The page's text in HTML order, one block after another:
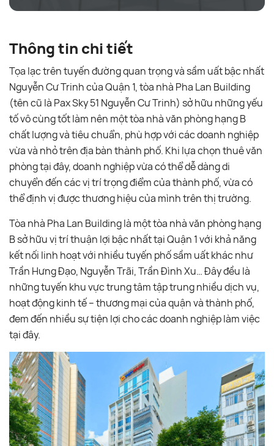
Thông tin chi tiết
Tọa lạc trên tuyến đường quan trọng và sầm uất bậc nhất
Nguyễn Cư Trinh của Quận 1, tòa nhà Pha Lan Building
(tên cũ là Pax Sky 51 Nguyễn Cư Trinh) sở hữu những yếu
tố vô cùng tốt làm nên một tòa nhà văn phòng hạng B
chất lượng và tiêu chuẩn, phù hợp với các doanh nghiệp
vừa và nhỏ trên địa bàn thành phố. Khi lựa chọn thuê văn
phòng tại đây, doanh nghiệp vừa có thể dễ dàng di
chuyển đến các vị trí trọng điểm của thành phố, vừa có
thể định vị được thương hiệu của mình trên thị trường.
Tòa nhà Pha Lan Building là một tòa nhà văn phòng hạng
B sở hữu vị trí thuận lợi bậc nhất tại Quận 1 với khả năng
kết nối linh hoạt với nhiều tuyến phố sầm uất khác như
Trần Hưng Đạo, Nguyễn Trãi, Trần Đình Xu… Đây đều là
những tuyến khu vực trung tâm tập trung nhiều dịch vụ,
hoạt động kinh tế – thương mại của quận và thành phố,
đem đến nhiều sự tiện lợi cho các doanh nghiệp làm việc
tại đây.